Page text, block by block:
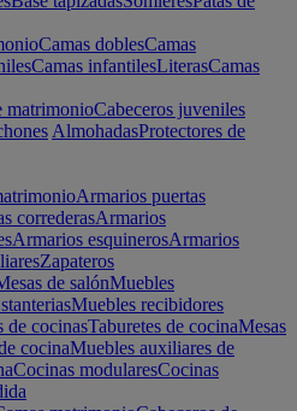
Camas doblesCamas
Camas infantilesLiterasCamas
matrimonioCabeceros juveniles
AlmohadasProtectores de
Armarios puertas
correderasArmarios
Armarios esquinerosArmarios
Zapateros
de salónMuebles
Muebles recibidores
de cocinasTaburetes de cocinaMesas
cocinaMuebles auxiliares de
Cocinas modularesCocinas